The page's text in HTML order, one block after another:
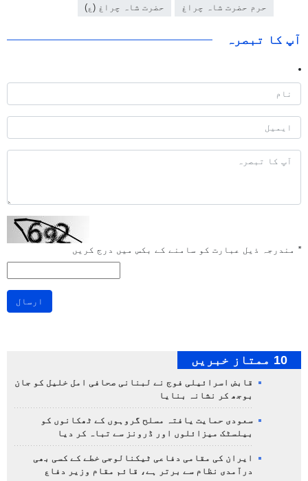
حرم حضرت شاہ چراغ حضرت شاہ چراغ (ع)
آپ کا تبصرہ
* مندرجہ ذیل عبارت کو سامنے کے بکس میں درج کریں
ارسال
10 ممتاز خبریں
قابض اسرائیلی فوج نے لبنانی صحافی امل خلیل کو جان
بوجھ کر نشانہ بنایا
سعودی حمایت یافتہ مسلح گروہوں کے ٹھکانوں کو
بیلسٹک میزائلوں اور ڈرونز سے تباہ کر دیا
ایران کی مقامی دفاعی ٹیکنالوجی خطے کے کسی بھی
درآمدی نظام سے برتر ہے، قائم مقام وزیر دفاع